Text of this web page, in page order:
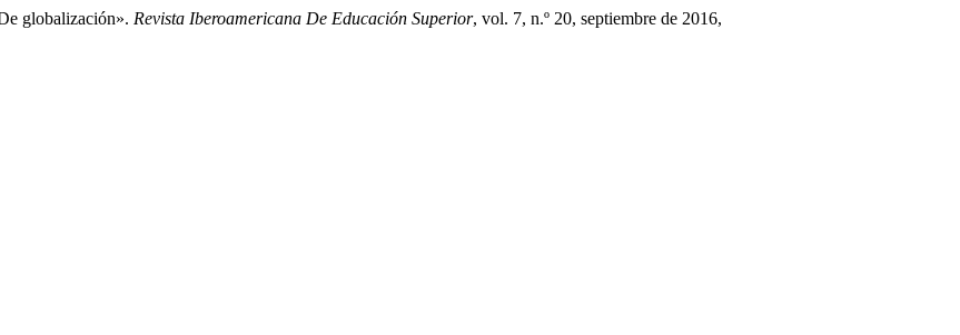
globalización». Revista Iberoamericana De Educación Superior, vol. 7, n.º 20, septiembre de 2016,